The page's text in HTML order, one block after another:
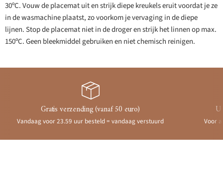
30ºC. Vouw de placemat uit en strijk diepe kreukels eruit voordat je ze
in de wasmachine plaatst, zo voorkom je vervaging in de diepe
lijnen. Stop de placemat niet in de droger en strijk het linnen op max.
150ºC. Geen bleekmiddel gebruiken en niet chemisch reinigen.
Gratis verzending (vanaf 50 euro)
Vandaag voor 23.59 uur besteld = vandaag verstuurd Voor